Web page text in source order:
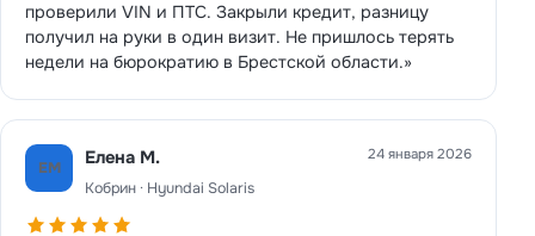
проверили VIN и ПТС. Закрыли кредит, разницу
получил на руки в один визит. Не пришлось терять
недели на бюрократию в Брестской области.»
ЕМ Елена М.
Кобрин · Hyundai Solaris
24 января 2026